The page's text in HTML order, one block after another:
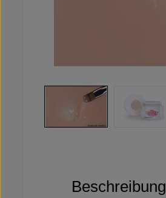
Beschreibung